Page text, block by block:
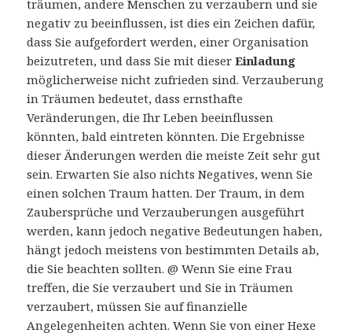
träumen, andere Menschen zu verzaubern und sie
negativ zu beeinflussen, ist dies ein Zeichen dafür,
dass Sie aufgefordert werden, einer Organisation
beizutreten, und dass Sie mit dieserEinladung
möglicherweise nicht zufrieden sind. Verzauberung
in Träumen bedeutet, dass ernsthafte
Veränderungen, die Ihr Leben beeinflussen
könnten, bald eintreten könnten. Die Ergebnisse
dieser Änderungen werden die meiste Zeit sehr gut
sein. Erwarten Sie also nichts Negatives, wenn Sie
einen solchen Traum hatten. Der Traum, in dem
Zaubersprüche und Verzauberungen ausgeführt
werden, kann jedoch negative Bedeutungen haben,
hängt jedoch meistens von bestimmten Details ab,
die Sie beachten sollten. @ Wenn Sie eine Frau
treffen, die Sie verzaubert und Sie in Träumen
verzaubert, müssen Sie auf finanzielle
Angelegenheiten achten. Wenn Sie von einer Hexe